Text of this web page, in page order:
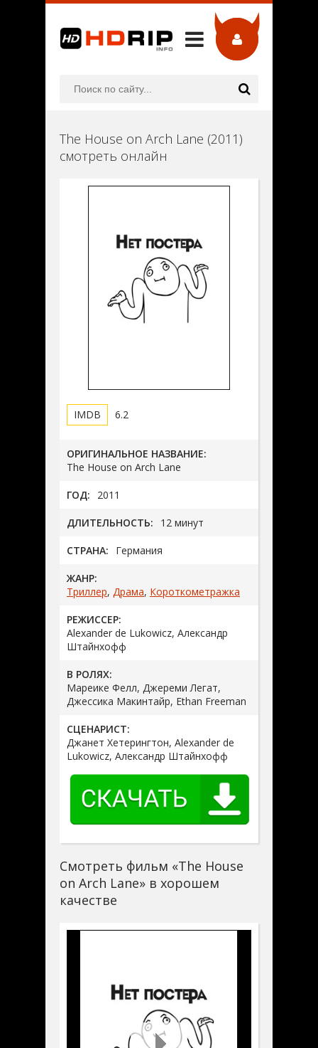
The House on Arch Lane (2011)
смотреть онлайн
6.2
ОРИГИНАЛЬНОЕ НАЗВАНИЕ:
The House on Arch Lane
ГОД: 2011
ДЛИТЕЛЬНОСТЬ: 12 минут
СТРАНА: Германия
ЖАНР:
Триллер, Драма, Короткометражка
РЕЖИССЕР:
Alexander de Lukowicz, Александр
Штайнхофф
В РОЛЯХ:
Мареике Фелл, Джереми Легат,
Джессика Макинтайр, Ethan Freeman
СЦЕНАРИСТ:
Джанет Хетерингтон, Alexander de
Lukowicz, Александр Штайнхофф
Смотреть фильм «The House
on Arch Lane» в хорошем
качестве